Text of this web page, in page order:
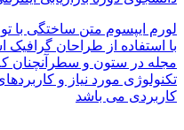
لورم ایپسوم متن ساختگی با
با استفاده از طراحان
مجله در ستون و سطرآنچنان
تکنولوژی مورد نیاز و
کاربردی می باشد